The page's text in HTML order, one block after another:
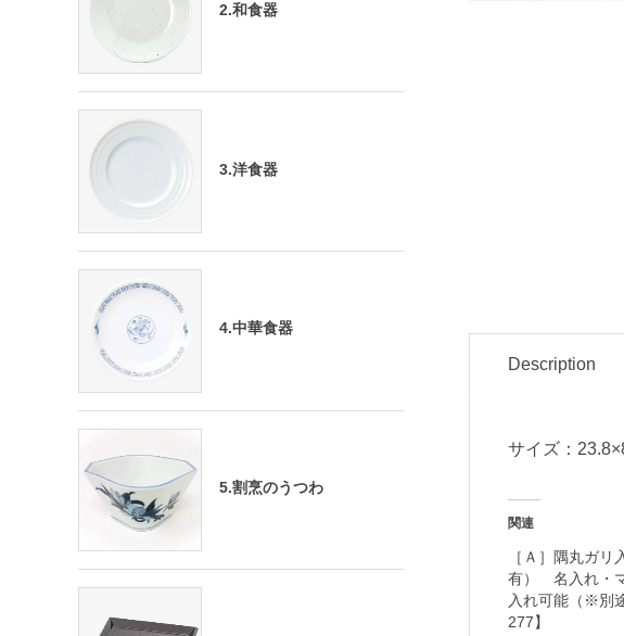
Description
サイズ：
関連
［Ａ］隅丸ガリ
有） 名入れ・
入れ可能（※別
277】
2.和食器
3.洋食器
4.中華食器
5.割烹のうつわ